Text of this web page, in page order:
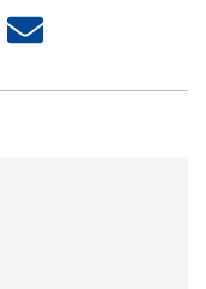
Share